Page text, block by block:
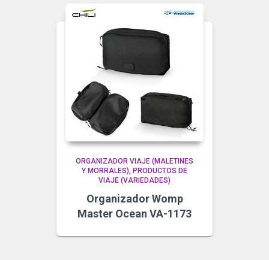
ORGANIZADOR VIAJE (MALETINES
Y MORRALES)
PRODUCTOS DE
VIAJE (VARIEDADES)
Organizador Womp
Master Ocean VA-1173